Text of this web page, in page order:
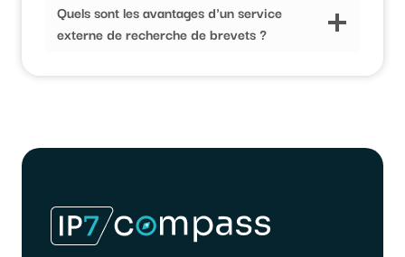
Quels sont les avantages d'un service
externe de recherche de brevets ?